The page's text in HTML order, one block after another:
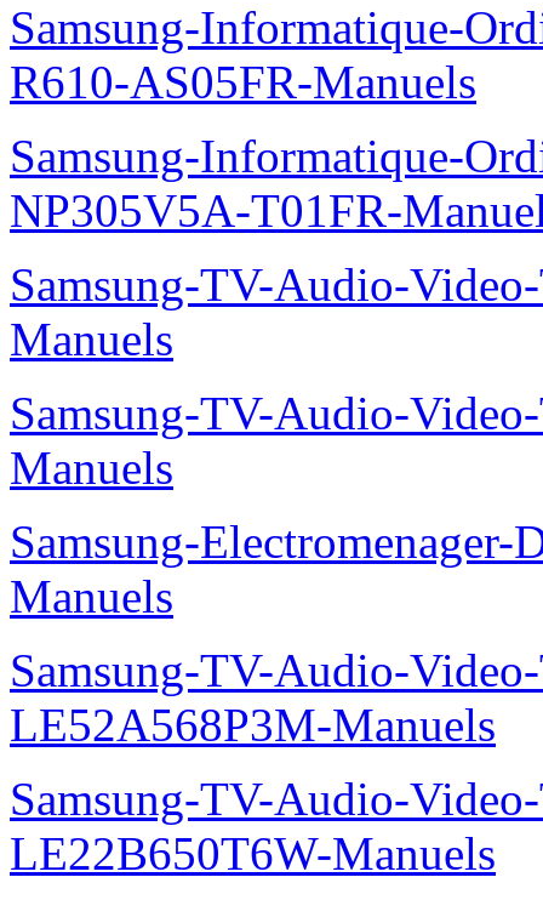
Samsung-Informatique-
R610-AS05FR-Manuels
Samsung-Informatique-
NP305V5A-T01FR-
Samsung-TV-Audio-
Manuels
Samsung-TV-Audio-
Manuels
Samsung-
Manuels
Samsung-TV-Audio-
LE52A568P3M-Manuels
Samsung-TV-Audio-
LE22B650T6W-Manuels